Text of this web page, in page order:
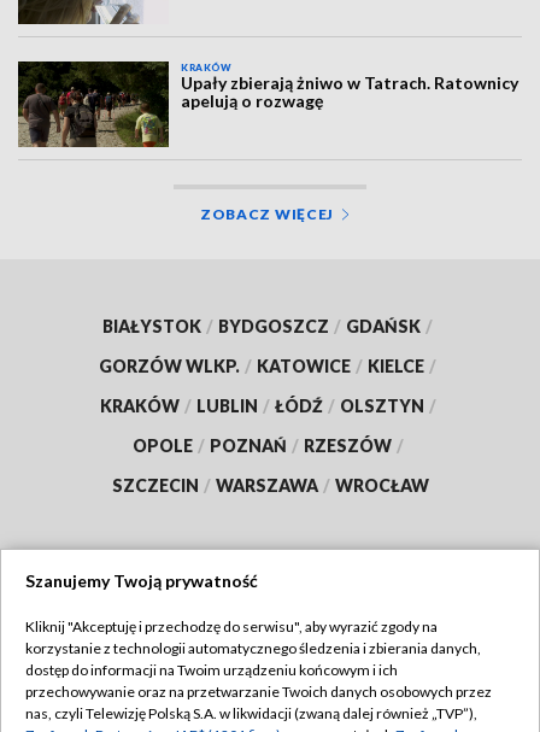
KRAKÓW
Upały zbierają żniwo w Tatrach. Ratownicy
apelują o rozwagę
ZOBACZ WIĘCEJ
BIAŁYSTOK / BYDGOSZCZ / GDAŃSK /
GORZÓW WLKP. / KATOWICE / KIELCE /
KRAKÓW / LUBLIN / ŁÓDŹ / OLSZTYN /
OPOLE / POZNAŃ / RZESZÓW /
SZCZECIN / WARSZAWA / WROCŁAW
TVP
Abonament TVP
Regulamin TVP
Szanujemy Twoją prywatność
Kliknij "Akceptuję i przechodzę do serwisu", aby wyrazić zgody na
korzystanie z technologii automatycznego śledzenia i zbierania danych,
dostęp do informacji na Twoim urządzeniu końcowym i ich
przechowywanie oraz na przetwarzanie Twoich danych osobowych przez
nas, czyli Telewizję Polską S.A. w likwidacji (zwaną dalej również „TVP”),